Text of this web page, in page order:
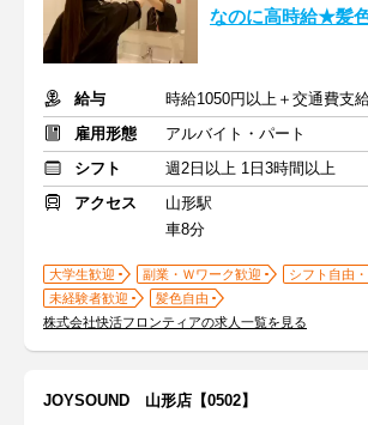
なのに高時給★髪
給与
雇用形態
アルバイト・パート
シフト
週2日以上 1日3時間以上
アクセス
山形駅
車8分
大学生歓迎 副業・Ｗワーク歓迎
シフト自由
未経験者歓迎
髪色自由
株式会社快活フロンティアの求人一覧を見る
JOYSOUND 山形店【0502】